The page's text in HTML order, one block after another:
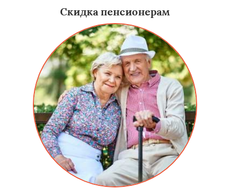
Скидка пенсионерам